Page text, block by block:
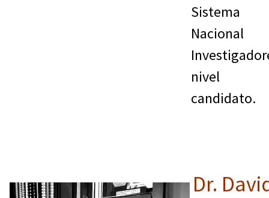
Sistema
Nacional
nivel
candidato.
Dr.